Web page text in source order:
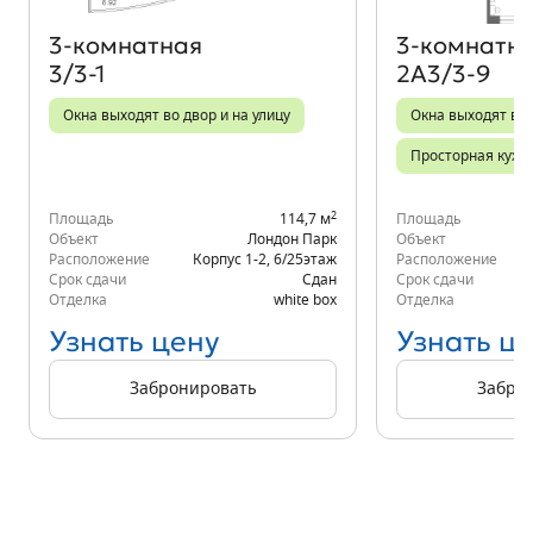
3‑комнатная
3/3-1
Окна выходят во двор и на улицу
Площадь 114,7 м2
Объект
Лондон Парк
Расположение
Корпус 1-2 6/25этаж
Срок сдачи
Сдан
Отделка
white box
Узнать цену
Забронировать
2А3/3-9
Окна выходят во
Просторная
Площадь
Объект
Расположение
Срок сдачи
Отделка
Узнать